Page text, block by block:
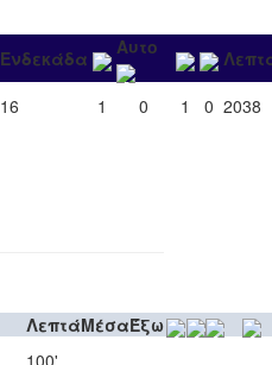
Ενδεκάδα Αυτο
16 1 0 1 0 2038
ΛεπτάΜέσαΈξω